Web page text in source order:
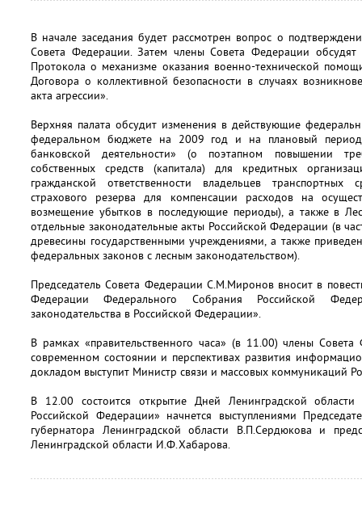
В начале заседания будет рассмотрен вопрос о
Совета Федерации. Затем члены Совета Федерации
Протокола о механизме оказания военно-технической
Договора о коллективной безопасности в случаях
акта агрессии».
Верхняя палата обсудит изменения в действующие
федеральном бюджете на 2009 год и на плановый
банковской деятельности» (о поэтапном повышении
собственных средств (капитала) для кредитных
гражданской ответственности владельцев
страхового резерва для компенсации расходов на
возмещение убытков в последующие периоды), а также в
отдельные законодательные акты Российской Федерации (в
древесины государственными учреждениями, а также
федеральных законов с лесным законодательством).
Председатель Совета Федерации С.М.Миронов вносит в
Федерации Федерального Собрания Российской
законодательства в Российской Федерации».
В рамках «правительственного часа» (в 11.00) члены
современном состоянии и перспективах развития
докладом выступит Министр связи и массовых коммуникаций
В 12.00 состоится открытие Дней Ленинградской
Российской Федерации» начнется выступлениями
губернатора Ленинградской области В.П.Сердюкова и
Ленинградской области И.Ф.Хабарова.